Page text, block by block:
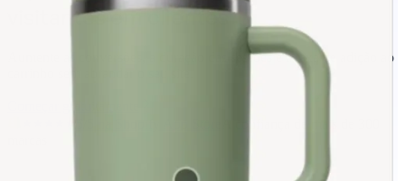
visitantesemclientes
Aumente as conversões, a duração das sessões e a taxa de adição ao